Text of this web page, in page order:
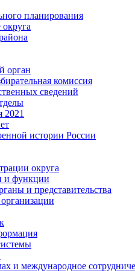
планирования
орган
комиссия
сведений
2021
истории России
округа
и функции
и представительства
и международное